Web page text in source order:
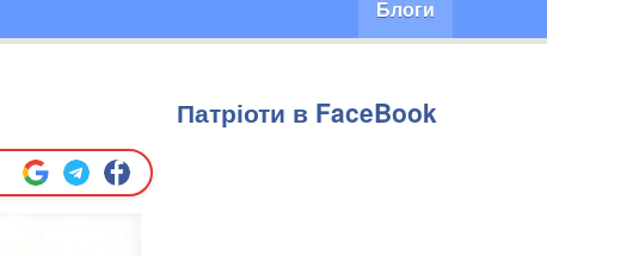
Блоги
Патріоти в FaceBook